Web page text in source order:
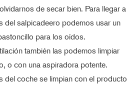
de secar bien. Para llegar a
del salpicadeero podemos usar un
para los oídos.
también las podemos limpiar
o con una aspiradora potente.
del coche se limpian con el producto